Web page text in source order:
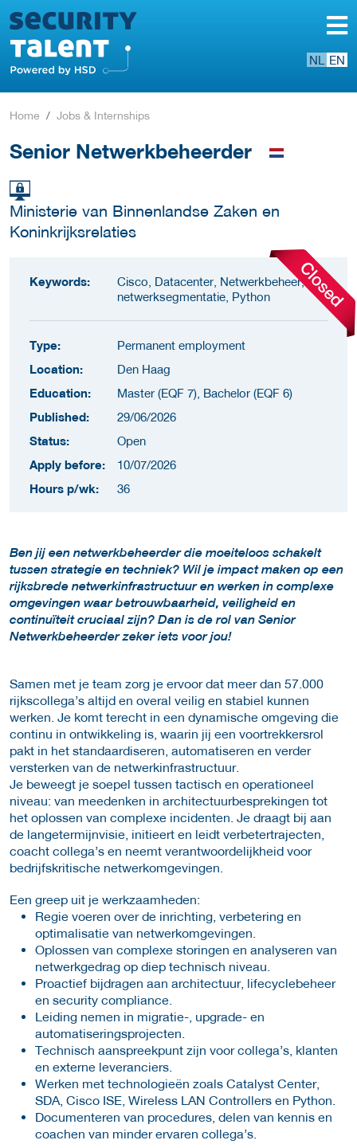
NL EN
Home Jobs & Internships
Senior Netwerkbeheerder
Ministerie van Binnenlandse Zaken en
Koninkrijksrelaties
Keywords:
Cisco, Datacenter, Netwerkbeheer,
netwerksegmentatie, Python
Type:
Permanent employment
Location:
Den Haag
Education:
Master (EQF 7), Bachelor (EQF 6)
Published:
29/06/2026
Status:
Open
Apply before:
10/07/2026
Hours p/wk:
36
Ben jij een netwerkbeheerder die moeiteloos schakelt
tussen strategie en techniek? Wil je impact maken op een
rijksbrede netwerkinfrastructuur en werken in complexe
omgevingen waar betrouwbaarheid, veiligheid en
continuïteit cruciaal zijn? Dan is de rol van Senior
Netwerkbeheerder zeker iets voor jou!
Samen met je team zorg je ervoor dat meer dan 57.000
rijkscollega’s altijd en overal veilig en stabiel kunnen
werken. Je komt terecht in een dynamische omgeving die
continu in ontwikkeling is, waarin jij een voortrekkersrol
pakt in het standaardiseren, automatiseren en verder
versterken van de netwerkinfrastructuur.
Je beweegt je soepel tussen tactisch en operationeel
niveau: van meedenken in architectuurbesprekingen tot
het oplossen van complexe incidenten. Je draagt bij aan
de langetermijnvisie, initieert en leidt verbetertrajecten,
coacht collega’s en neemt verantwoordelijkheid voor
bedrijfskritische netwerkomgevingen.
Een greep uit je werkzaamheden:
Regie voeren over de inrichting, verbetering en
optimalisatie van netwerkomgevingen.
Oplossen van complexe storingen en analyseren van
netwerkgedrag op diep technisch niveau.
Proactief bijdragen aan architectuur, lifecyclebeheer
en security compliance.
Leiding nemen in migratie-, upgrade- en
automatiseringsprojecten.
Technisch aanspreekpunt zijn voor collega’s, klanten
en externe leveranciers.
Werken met technologieën zoals Catalyst Center,
SDA, Cisco ISE, Wireless LAN Controllers en Python.
Documenteren van procedures, delen van kennis en
coachen van minder ervaren collega’s.